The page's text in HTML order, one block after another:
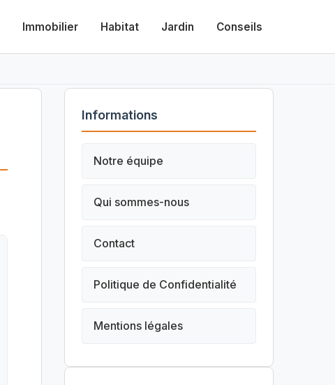
Immobilier Habitat Jardin Conseils
Informations
Notre équipe
Qui sommes-nous
Contact
Politique de Confidentialité
Mentions légales